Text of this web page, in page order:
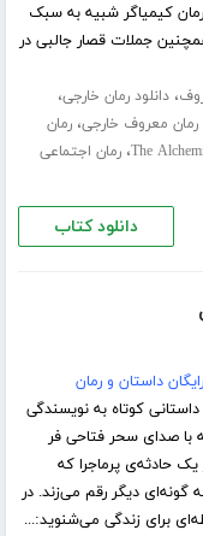
کیمیاگر شبیه به سبک
جملات قصار جالبی در
،دانلود رمان خارجی،
رمان معروف خارجی،رمان
The،رمان اجتماعی
دانلود کتاب
داستان و رمان
کوتاه به نویسندگی
صدای سحر فتاحی فر
حادثه‌ی پرماجرا که
دیگر رقم می‌زند. در
برای زندگی می‌شنوید:...